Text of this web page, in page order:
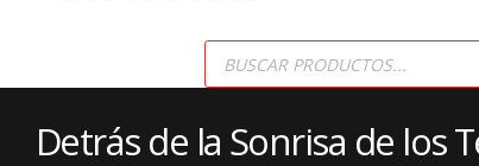
Products
search
Detrás de la Sonrisa de los